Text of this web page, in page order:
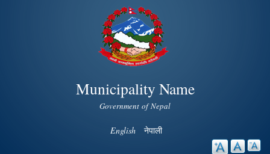
Skip to
main
content
Municipality Name
Government of Nepal
English नेपाली